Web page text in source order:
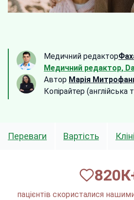
Медичний редактор
Медичний редактор,
Автор Марія
Копірайтер
Переваги Вартість
820
пацієнтів скористалися